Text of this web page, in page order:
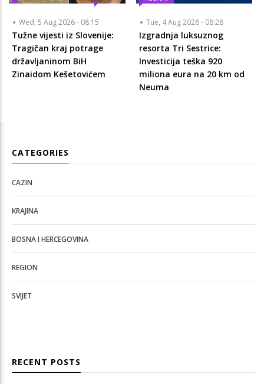
Wed, 5 Aug 2026 - 08:15
Tužne vijesti iz Slovenije:
Tragičan kraj potrage
državljaninom BiH
Zinaidom Kešetovićem
Tue, 4 Aug 2026 - 08:28
Izgradnja luksuznog
resorta Tri Sestrice:
Investicija teška 920
miliona eura na 20 km od
Neuma
CATEGORIES
CAZIN
KRAJINA
BOSNA I HERCEGOVINA
REGION
SVIJET
RECENT POSTS